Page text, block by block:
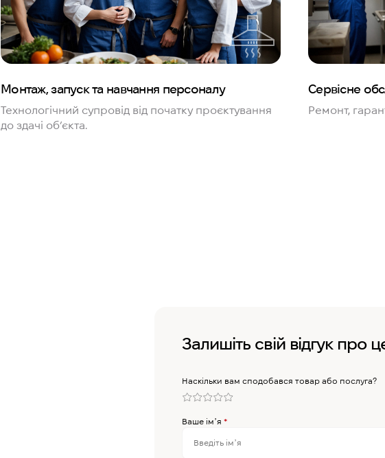
Монтаж, запуск та навчання персоналу
Технологічний супровід від початку проєктування
до здачі об’єкта.
Сервісне
Ремонт,
Залишіть свій відгук про
Наскільки вам сподобався товар або послуга?
Ваше імʼя*